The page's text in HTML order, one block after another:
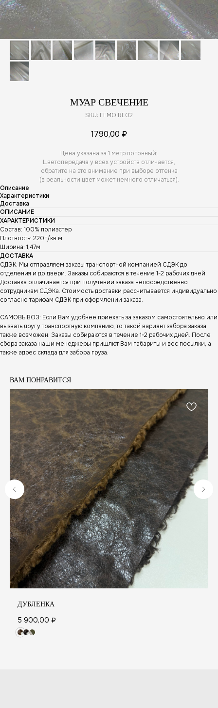
МУАР СВЕЧЕНИЕ
SKU: FFMOIRE02
1790,00 ₽
Цена указана за 1 метр погонный;
Цветопередача у всех устройств отличается,
обратите на это внимание при выборе оттенка
(в реальности цвет может немного отличаться).
Описание
Характеристики
Доставка
ОПИСАНИЕ
ХАРАКТЕРИСТИКИ
Состав: 100% полиэстер
Плотность: 220г/кв.м
Ширина: 1,47м
ДОСТАВКА
СДЭК: Мы отправляем заказы транспортной компанией СДЭК до
отделения и до двери. Заказы собираются в течение 1-2 рабочих дней.
Доставка оплачивается при получении заказа непосредственно
сотрудникам СДЭКа. Стоимость доставки рассчитывается индивидуально
согласно тарифам СДЭК при оформлении заказа.
САМОВЫВОЗ: Если Вам удобнее приехать за заказом самостоятельно или
вызвать другу транспортную компанию, то такой вариант забора заказа
также возможен. Заказы собираются в течение 1-2 рабочих дней. После
сбора заказа наши менеджеры пришлют Вам габариты и вес посылки, а
также адрес склада для забора груза.
ВАМ ПОНРАВИТСЯ
ДУБЛЕНКА
5 900,00 ₽